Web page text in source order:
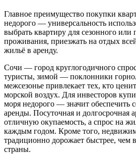
Главное преимущество покупки
недорого — универсальность
выбрать квартиру для сезонного или
проживания, приезжать на отдых
жильё в аренду.
Сочи — город круглогодичного
туристы, зимой — поклонники
межсезонье привлекает тех, кто
морской воздух. Для инвесторов
моря недорого — значит обеспечить
аренды. Посуточная и долгосрочная
отличную окупаемость, а спрос на
каждым годом. Кроме того,
традиционно дорожает быстрее, чем
страны.